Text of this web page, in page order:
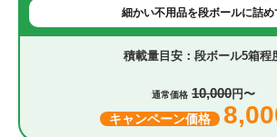
細かい不用品を段ボールに詰め
段ボール5箱程
通常価格 10,000円〜
キャンペーン価格